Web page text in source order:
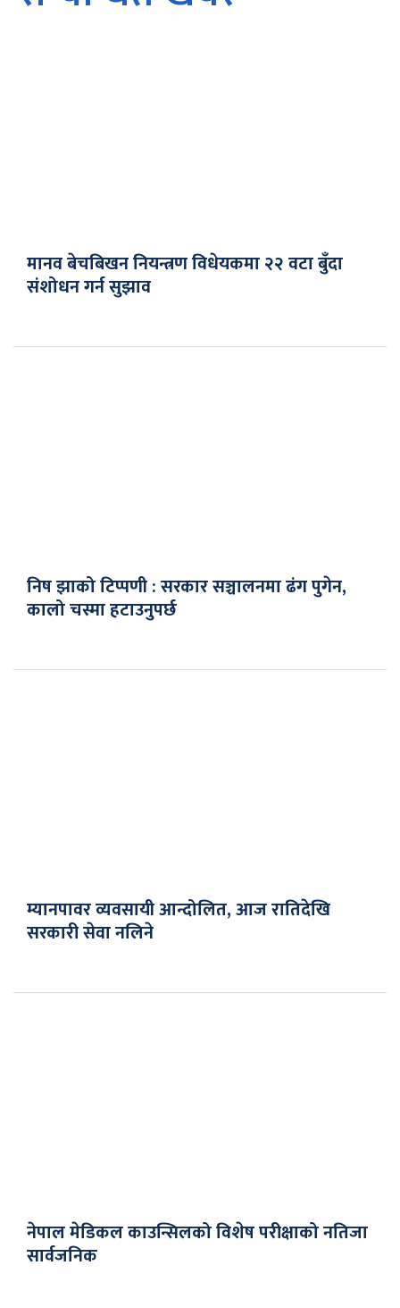
मानव बेचबिखन नियन्त्रण विधेयकमा २२ वटा बुँदा
संशोधन गर्न सुझाव
निष झाको टिप्पणी : सरकार सञ्चालनमा ढंग पुगेन,
कालो चस्मा हटाउनुपर्छ
म्यानपावर व्यवसायी आन्दोलित, आज रातिदेखि
सरकारी सेवा नलिने
नेपाल मेडिकल काउन्सिलको विशेष परीक्षाको नतिजा
सार्वजनिक